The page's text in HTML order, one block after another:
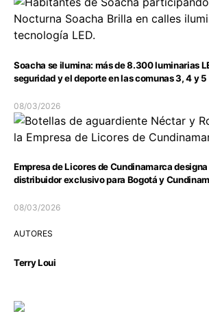
Soacha se ilumina: más de 8.300 luminarias
seguridad y el deporte en las comunas 3, 4 y 5
08/03/2026
Empresa de Licores de Cundinamarca
distribuidor exclusivo para Bogotá y
08/03/2026
AUTORES
Terry Loui